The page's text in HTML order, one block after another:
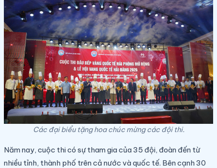
Các đại biểu tặng hoa chúc mừng các đội thi.
Năm nay, cuộc thi có sự tham gia của 35 đội, đoàn đến từ
nhiều tỉnh, thành phố trên cả nước và quốc tế. Bên cạnh 30